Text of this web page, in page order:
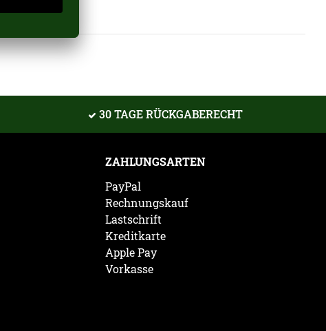
30 TAGE RÜCKGABERECHT
ZAHLUNGSARTEN
PayPal
Rechnungskauf
Lastschrift
Kreditkarte
Apple Pay
Vorkasse